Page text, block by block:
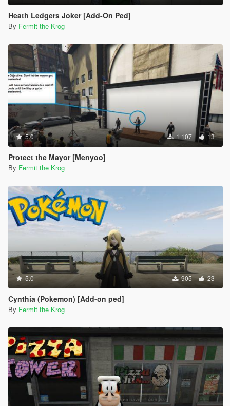
Heath Ledgers Joker [Add-On Ped]
By Fermit the Krog
5.0 1 107 13
Protect the Mayor [Menyoo]
By Fermit the Krog
5.0 905 23
Cynthia (Pokemon) [Add-on ped]
By Fermit the Krog